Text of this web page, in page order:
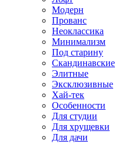
Модерн
Прованс
Неоклассика
Минимализм
Под старину
Скандинавские
Элитные
Эксклюзивные
Хай-тек
Особенности
Для студии
Для хрущевки
Для дачи